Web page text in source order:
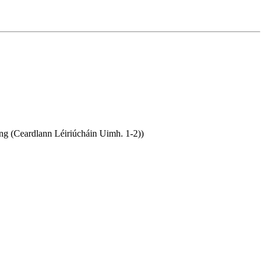
(Ceardlann Léiriúcháin Uimh. 1-2))